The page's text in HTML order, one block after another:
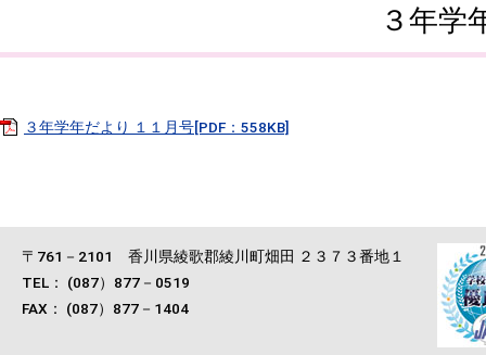
３年学
３年学年だより １１月号[PDF：558KB]
〒761－2101 香川県綾歌郡綾川町畑田 ２３７３番地１
TEL： (087）877－0519
FAX： (087）877－1404